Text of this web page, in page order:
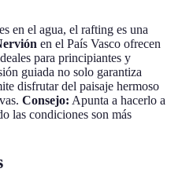
en el agua, el rafting es una
en el País Vasco ofrecen
para principiantes y
guiada no solo garantiza
disfrutar del paisaje hermoso
Consejo: Apunta a hacerlo a
las condiciones son más